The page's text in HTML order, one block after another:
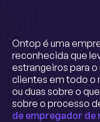
Ontop é uma
reconhecida que
estrangeiros para
clientes em todo o
ou duas sobre o
sobre o processo
de empregador